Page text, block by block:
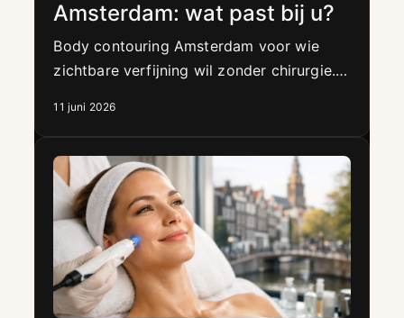
Amsterdam: wat past bij u?
Body contouring Amsterdam voor wie
zichtbare verfijning wil zonder chirurgie.
lichaam, doelen en planning.
11 juni 2026